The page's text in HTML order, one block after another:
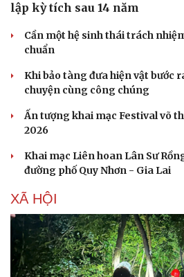
Cải chính
lập kỳ tích sau 14 năm
Cần một hệ sinh thái trách
chuẩn
Khi bảo tàng đưa hiện vật bước
chuyện cùng công chúng
Ấn tượng khai mạc Festival võ
2026
Khai mạc Liên hoan Lân Sư
đường phố Quy Nhơn - Gia Lai
XÃ HỘI